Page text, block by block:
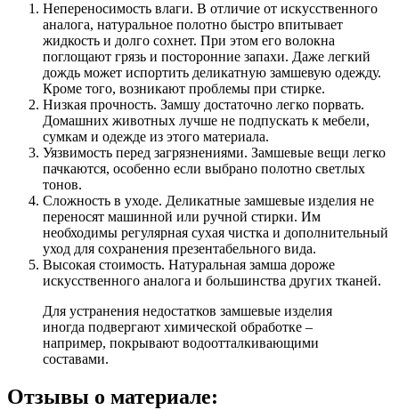
Непереносимость влаги. В отличие от искусственного
аналога, натуральное полотно быстро впитывает
жидкость и долго сохнет. При этом его волокна
поглощают грязь и посторонние запахи. Даже легкий
дождь может испортить деликатную замшевую одежду.
Кроме того, возникают проблемы при стирке.
Низкая прочность. Замшу достаточно легко порвать.
Домашних животных лучше не подпускать к мебели,
сумкам и одежде из этого материала.
Уязвимость перед загрязнениями. Замшевые вещи легко
пачкаются, особенно если выбрано полотно светлых
тонов.
Сложность в уходе. Деликатные замшевые изделия не
переносят машинной или ручной стирки. Им
необходимы регулярная сухая чистка и дополнительный
уход для сохранения презентабельного вида.
Высокая стоимость. Натуральная замша дороже
искусственного аналога и большинства других тканей.
Для устранения недостатков замшевые изделия
иногда подвергают химической обработке –
например, покрывают водоотталкивающими
составами.
Отзывы о материале: